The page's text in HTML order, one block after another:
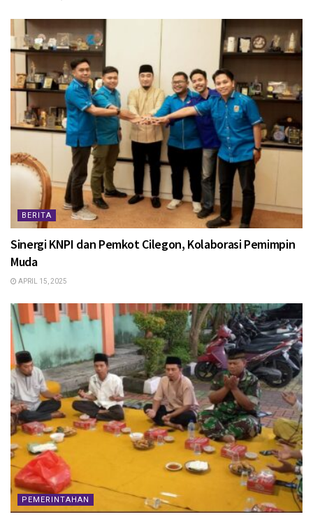
BERITA
Sinergi KNPI dan Pemkot Cilegon, Kolaborasi Pemimpin
Muda
APRIL 15, 2025
PEMERINTAHAN